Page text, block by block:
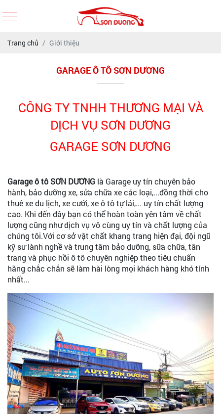
Trang chủ Giới thiệu
GARAGE Ô TÔ SƠN DƯƠNG
CÔNG TY TNHH THƯƠNG MẠI VÀ
DỊCH VỤ SƠN DƯƠNG
GARAGE SƠN DƯƠNG
Garage ô tô SƠN DƯƠNG là Garage uy tín chuyên bảo
hành, bảo dưỡng xe, sửa chữa xe các loại,...đồng thời cho
thuê xe du lịch, xe cưới, xe ô tô tự lái,... uy tín chất lượng
cao. Khi đến đây bạn có thể hoàn toàn yên tâm về chất
lượng cũng như dịch vụ vô cùng uy tín và chất lượng của
chúng tôi.Với cơ sở vật chất khang trang hiện đại, đội ngũ
kỹ sư lành nghề và trung tâm bảo dưỡng, sữa chữa, tân
trang và phục hồi ô tô chuyên nghiệp theo tiêu chuẩn
hãng chắc chắn sẽ làm hài lòng mọi khách hàng khó tính
nhất...